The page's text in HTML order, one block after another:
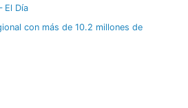
El Día
con más de 10.2 millones de